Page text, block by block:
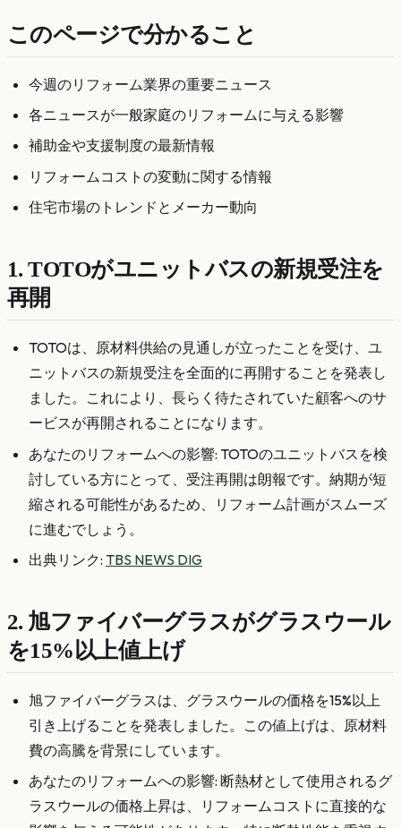
このページで分かること
今週のリフォーム業界の重要ニュース
各ニュースが一般家庭のリフォームに与える影響
補助金や支援制度の最新情報
リフォームコストの変動に関する情報
住宅市場のトレンドとメーカー動向
1. TOTOがユニットバスの新規受注を
再開
TOTOは、原材料供給の見通しが立ったことを受け、ユ
ニットバスの新規受注を全面的に再開することを発表し
ました。これにより、長らく待たされていた顧客へのサ
ービスが再開されることになります。
あなたのリフォームへの影響: TOTOのユニットバスを検
討している方にとって、受注再開は朗報です。納期が短
縮される可能性があるため、リフォーム計画がスムーズ
に進むでしょう。
出典リンク: TBS NEWS DIG
2. 旭ファイバーグラスがグラスウール
を15%以上値上げ
旭ファイバーグラスは、グラスウールの価格を15%以上
引き上げることを発表しました。この値上げは、原材料
費の高騰を背景にしています。
あなたのリフォームへの影響: 断熱材として使用されるグ
ラスウールの価格上昇は、リフォームコストに直接的な